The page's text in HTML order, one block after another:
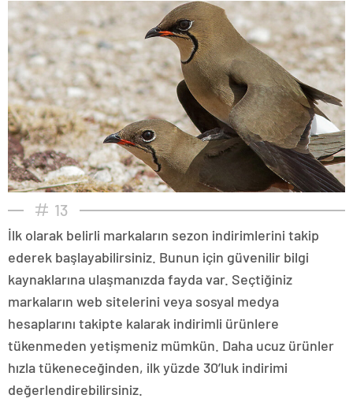
13
İlk olarak belirli markaların sezon indirimlerini takip
ederek başlayabilirsiniz. Bunun için güvenilir bilgi
kaynaklarına ulaşmanızda fayda var. Seçtiğiniz
markaların web sitelerini veya sosyal medya
hesaplarını takipte kalarak indirimli ürünlere
tükenmeden yetişmeniz mümkün. Daha ucuz ürünler
hızla tükeneceğinden, ilk yüzde 30’luk indirimi
değerlendirebilirsiniz.